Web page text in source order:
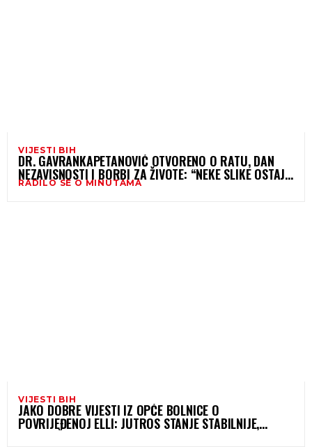
VIJESTI BIH
DR. GAVRANKAPETANOVIĆ OTVORENO O RATU, DAN
NEZAVISNOSTI I BORBI ZA ŽIVOTE: “NEKE SLIKE OSTAJU
ZAUVIJEK”
RADILO SE O MINUTAMA
VIJESTI BIH
JAKO DOBRE VIJESTI IZ OPĆE BOLNICE O
POVRIJEĐENOJ ELLI: JUTROS STANJE STABILNIJE,
POBOLJŠAVA SE